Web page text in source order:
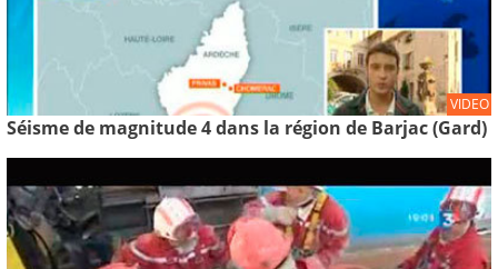
VIDEO
Séisme de magnitude 4 dans la région de Barjac (Gard)